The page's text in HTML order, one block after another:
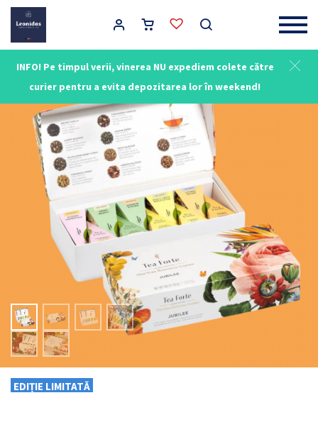
INFO! Pe timpul verii, vinerea NU expediem colete către
curier pentru a evita depozitarea lor în weekend!
Main Navigation
EDIȚIE LIMITATĂ